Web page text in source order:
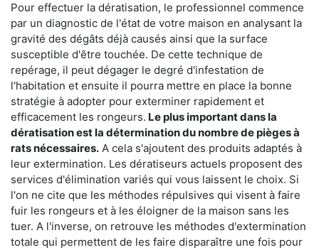
Pour effectuer la dératisation, le professionnel commence
par un diagnostic de l'état de votre maison en analysant la
gravité des dégâts déjà causés ainsi que la surface
susceptible d'être touchée. De cette technique de
repérage, il peut dégager le degré d'infestation de
l'habitation et ensuite il pourra mettre en place la bonne
stratégie à adopter pour exterminer rapidement et
efficacement les rongeurs. Le plus important dans la
dératisation est la détermination du nombre de pièges à
rats nécessaires. A cela s'ajoutent des produits adaptés à
leur extermination. Les dératiseurs actuels proposent des
services d'élimination variés qui vous laissent le choix. Si
l'on ne cite que les méthodes répulsives qui visent à faire
fuir les rongeurs et à les éloigner de la maison sans les
tuer. A l'inverse, on retrouve les méthodes d'extermination
totale qui permettent de les faire disparaître une fois pour